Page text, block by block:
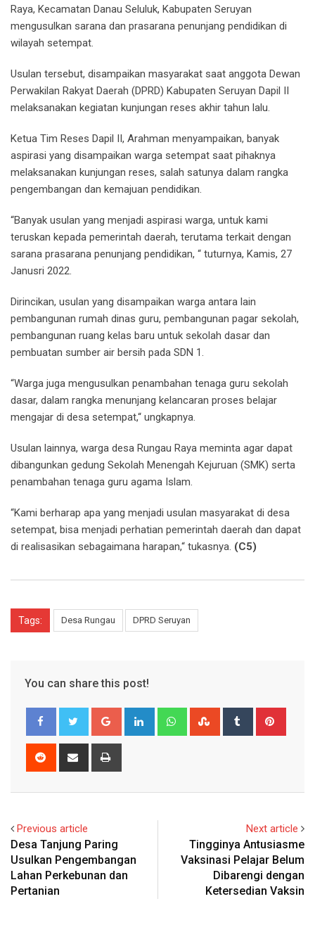
Raya, Kecamatan Danau Seluluk, Kabupaten Seruyan
mengusulkan sarana dan prasarana penunjang pendidikan di
wilayah setempat.
Usulan tersebut, disampaikan masyarakat saat anggota Dewan
Perwakilan Rakyat Daerah (DPRD) Kabupaten Seruyan Dapil II
melaksanakan kegiatan kunjungan reses akhir tahun lalu.
Ketua Tim Reses Dapil II, Arahman menyampaikan, banyak
aspirasi yang disampaikan warga setempat saat pihaknya
melaksanakan kunjungan reses, salah satunya dalam rangka
pengembangan dan kemajuan pendidikan.
“Banyak usulan yang menjadi aspirasi warga, untuk kami
teruskan kepada pemerintah daerah, terutama terkait dengan
sarana prasarana penunjang pendidikan, “ tuturnya, Kamis, 27
Janusri 2022.
Dirincikan, usulan yang disampaikan warga antara lain
pembangunan rumah dinas guru, pembangunan pagar sekolah,
pembangunan ruang kelas baru untuk sekolah dasar dan
pembuatan sumber air bersih pada SDN 1.
“Warga juga mengusulkan penambahan tenaga guru sekolah
dasar, dalam rangka menunjang kelancaran proses belajar
mengajar di desa setempat,“ ungkapnya.
Usulan lainnya, warga desa Rungau Raya meminta agar dapat
dibangunkan gedung Sekolah Menengah Kejuruan (SMK) serta
penambahan tenaga guru agama Islam.
“Kami berharap apa yang menjadi usulan masyarakat di desa
setempat, bisa menjadi perhatian pemerintah daerah dan dapat
di realisasikan sebagaimana harapan,“ tukasnya. (C5)
Tags: Desa Rungau DPRD Seruyan
You can share this post!
Google+ LinkedIn WhatsappStumbleUpon
Tumblr
Reddit
Share
Previous article
Desa Tanjung Paring
Usulkan Pengembangan
Lahan Perkebunan dan
Pertanian
Next article
Tingginya Antusiasme
Vaksinasi Pelajar Belum
Dibarengi dengan
Ketersedian Vaksin